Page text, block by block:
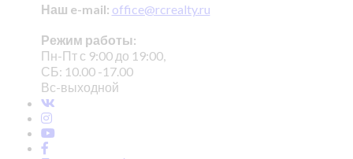
Наш e-mail: office@rcrealty.ru
Режим работы:
Пн-Пт с 9:00 до 19:00,
СБ: 10.00 -17.00
Вс-выходной